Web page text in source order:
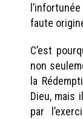
faute
C’est
non
la
Dieu, mais
par